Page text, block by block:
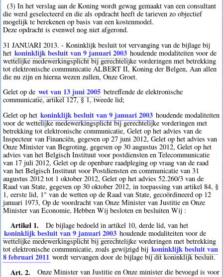
(3) In het verslag aan de Koning wordt gewag gemaakt van een consultant
die werd geselecteerd en die als opdracht heeft de tarieven zo objectief
mogelijk te berekenen op basis van een kostenmodel.
Deze opdracht is evenwel nog niet afgerond.
31 JANUARI 2013. - Koninklijk besluit tot vervanging van de bijlage bij
het koninklijk besluit van 9 januari 2003 houdende modaliteiten voor de
wettelijke medewerkingsplicht bij gerechtelijke vorderingen met betrekking
tot elektronische communicatie ALBERT II, Koning der Belgen, Aan allen
die nu zijn en hierna wezen zullen, Onze Groet.
Gelet op de wet van 13 juni 2005 betreffende de elektronische
communicatie, artikel 127, § 1, tweede lid;
Gelet op het koninklijk besluit van 9 januari 2003 houdende modaliteiten
voor de wettelijke medewerkingsplicht bij gerechtelijke vorderingen met
betrekking tot elektronische communicatie, Gelet op het advies van de
Inspecteur van Financiën, gegeven op 27 juni 2012, Gelet op het advies van
Onze Minister van Begroting, gegeven op 30 augustus 2012, Gelet op het
advies van het Belgisch Instituut voor postdiensten en Telecommunicatie
van 17 juli 2012, Gelet op de openbare raadpleging op vraag van de raad
van het Belgisch Instituut voor Postdiensten en communicatie van 31
augustus 2012 tot 1 oktober 2012, Gelet op het advies 52.260/3 van de
Raad van State, gegeven op 30 oktober 2012, in toepassing van artikel 84, §
1, eerste lid, 1° van de wetten op de Raad van State, gecoördineerd op 12
januari 1973, Op de voordracht van Onze Minister van Justitie en Onze
Minister van Economie, Hebben Wij besloten en besluiten Wij :
Artikel 1. De bijlage bedoeld in artikel 10, derde lid, van het
koninklijk besluit van 9 januari 2003 houdende modaliteiten voor de
wettelijke medewerkingsplicht bij gerechtelijke vorderingen met betrekking
tot elektronische communicatie, zoals gewijzigd bij koninklijk besluit van
8 februari 2011 wordt vervangen door de bijlage bij dit koninklijk besluit.
Art. 2.
Onze Minister van Justitie en Onze minister die bevoegd is voor